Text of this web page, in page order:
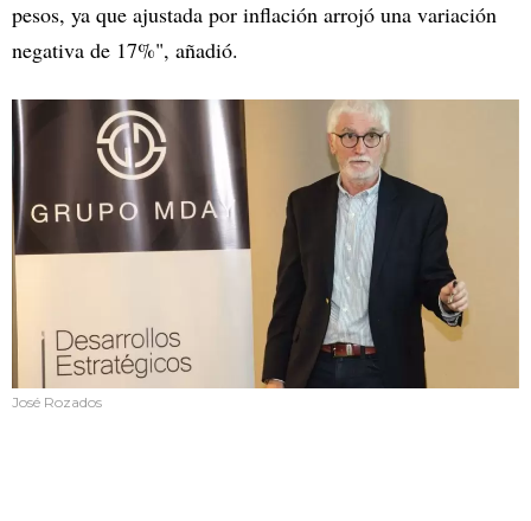
pesos, ya que ajustada por inflación arrojó una variación
negativa de 17%", añadió.
José Rozados